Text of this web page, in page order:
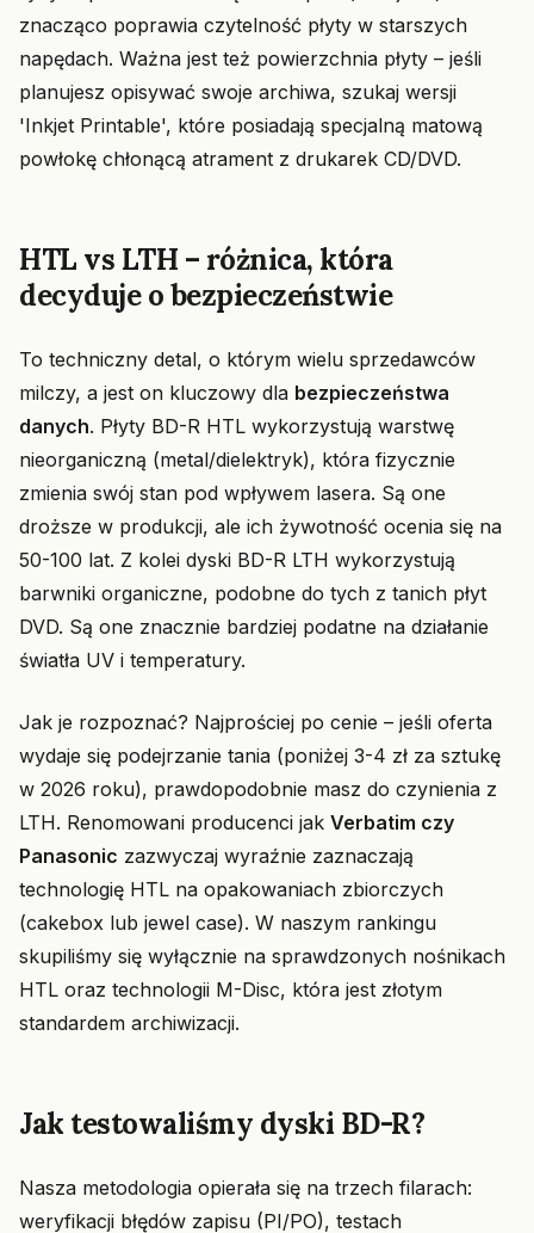
znacząco poprawia czytelność płyty w starszych
napędach. Ważna jest też powierzchnia płyty – jeśli
planujesz opisywać swoje archiwa, szukaj wersji
'Inkjet Printable', które posiadają specjalną matową
powłokę chłonącą atrament z drukarek CD/DVD.
HTL vs LTH – różnica, która
decyduje o bezpieczeństwie
To techniczny detal, o którym wielu sprzedawców
milczy, a jest on kluczowy dla bezpieczeństwa
danych. Płyty BD-R HTL wykorzystują warstwę
nieorganiczną (metal/dielektryk), która fizycznie
zmienia swój stan pod wpływem lasera. Są one
droższe w produkcji, ale ich żywotność ocenia się na
50-100 lat. Z kolei dyski BD-R LTH wykorzystują
barwniki organiczne, podobne do tych z tanich płyt
DVD. Są one znacznie bardziej podatne na działanie
światła UV i temperatury.
Jak je rozpoznać? Najprościej po cenie – jeśli oferta
wydaje się podejrzanie tania (poniżej 3-4 zł za sztukę
w 2026 roku), prawdopodobnie masz do czynienia z
LTH. Renomowani producenci jak Verbatim czy
Panasonic zazwyczaj wyraźnie zaznaczają
technologię HTL na opakowaniach zbiorczych
(cakebox lub jewel case). W naszym rankingu
skupiliśmy się wyłącznie na sprawdzonych nośnikach
HTL oraz technologii M-Disc, która jest złotym
standardem archiwizacji.
Jak testowaliśmy dyski BD-R?
Nasza metodologia opierała się na trzech filarach:
weryfikacji błędów zapisu (PI/PO), testach